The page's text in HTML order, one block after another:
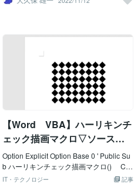
ASLEN2 = 12 '枡のサイズ２ '
'縦/描画数 ' Const TMASLNW1 = 3
= 4 '線の太さ２ '-------------------
-------------------------------------------------------
- Dim Ip As Integer, Jp As Integer Di
m Kp As Integer Dim intDxp As Integer,
intDyp As Integer Dim intPit As Integer,
intAng As Integer Dim blnTyp As Boole
an, intLen As Int
【Word VBA】ハーリキンチ
ェック描画マクロ▽ソースコ
ード
Option Explicit Option Base 0 ' Public Su
b ハーリキンチェック描画マクロ() Co
nst HLQNLEFT = 100 '描
記事
IT・テクノロジー